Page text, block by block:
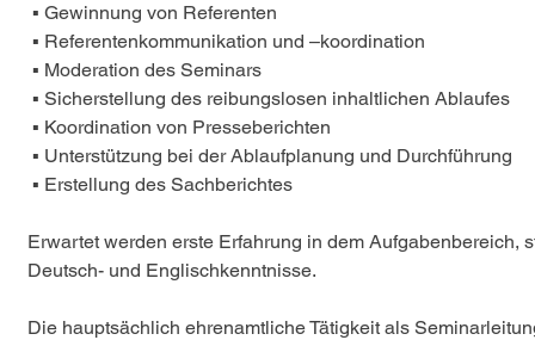
▪ Gewinnung von Referenten
▪ Referentenkommunikation und –koordination
▪ Moderation des Seminars
▪ Sicherstellung des reibungslosen inhaltlichen Ablaufes
▪ Koordination von Presseberichten
▪ Unterstützung bei der Ablaufplanung und Durchführung
▪ Erstellung des Sachberichtes
Erwartet werden erste Erfahrung in dem
Deutsch- und Englischkenntnisse.
Die hauptsächlich ehrenamtliche Tätigkeit als